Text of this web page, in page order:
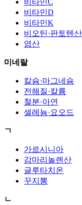
비타민D
비타민K
비오틴·판토텐산
엽산
미네랄
칼슘·마그네슘
전해질·칼륨
철분·아연
셀레늄·요오드
ㄱ
가르시니아
감마리놀렌산
글루타치온
꾸지뽕
ㄴ